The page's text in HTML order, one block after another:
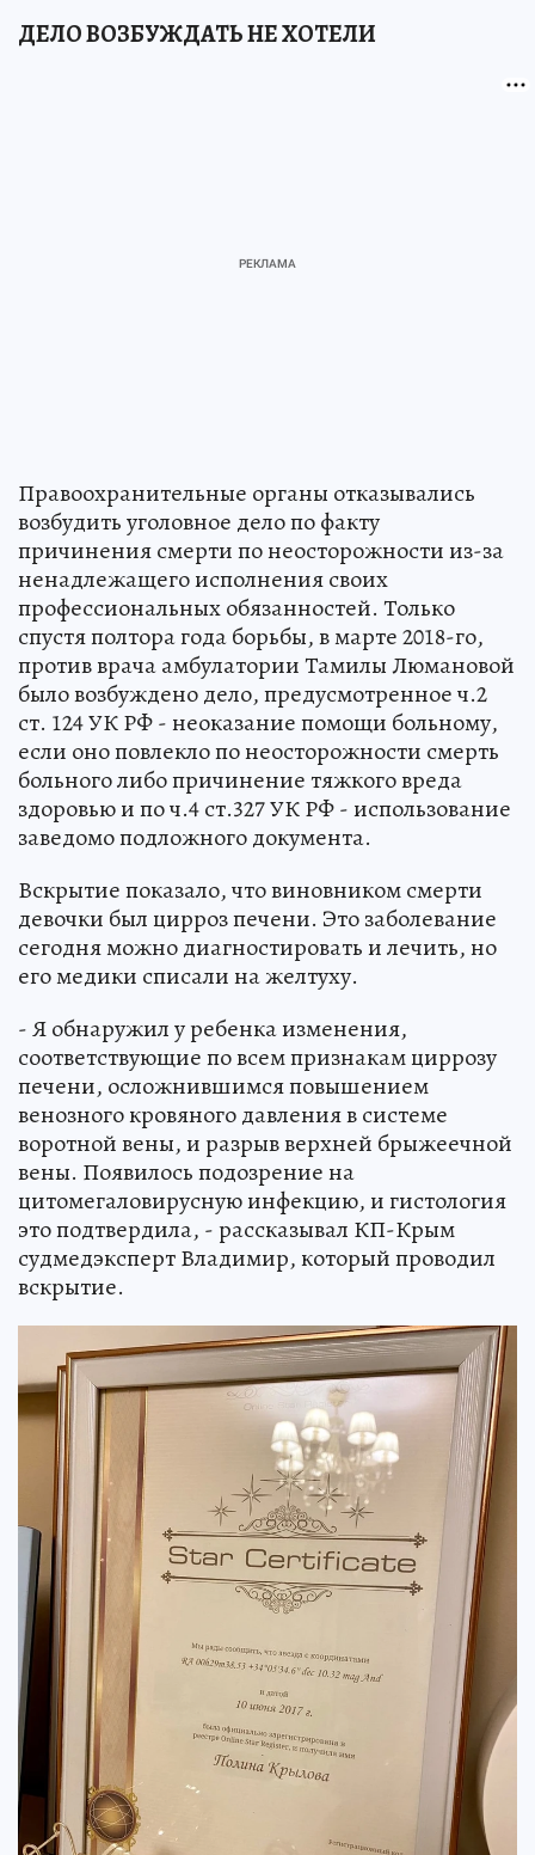
ДЕЛО ВОЗБУЖДАТЬ НЕ ХОТЕЛИ
Правоохранительные органы отказывались
возбудить уголовное дело по факту
причинения смерти по неосторожности из-за
ненадлежащего исполнения своих
профессиональных обязанностей. Только
спустя полтора года борьбы, в марте 2018-го,
против врача амбулатории Тамилы Люмановой
было возбуждено дело, предусмотренное ч.2
ст. 124 УК РФ - неоказание помощи больному,
если оно повлекло по неосторожности смерть
больного либо причинение тяжкого вреда
здоровью и по ч.4 ст.327 УК РФ - использование
заведомо подложного документа.
Вскрытие показало, что виновником смерти
девочки был цирроз печени. Это заболевание
сегодня можно диагностировать и лечить, но
его медики списали на желтуху.
- Я обнаружил у ребенка изменения,
соответствующие по всем признакам циррозу
печени, осложнившимся повышением
венозного кровяного давления в системе
воротной вены, и разрыв верхней брыжеечной
вены. Появилось подозрение на
цитомегаловирусную инфекцию, и гистология
это подтвердила, - рассказывал КП-Крым
судмедэксперт Владимир, который проводил
вскрытие.